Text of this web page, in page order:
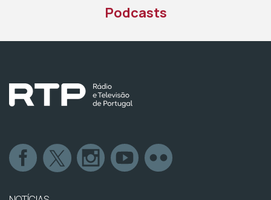
Podcasts